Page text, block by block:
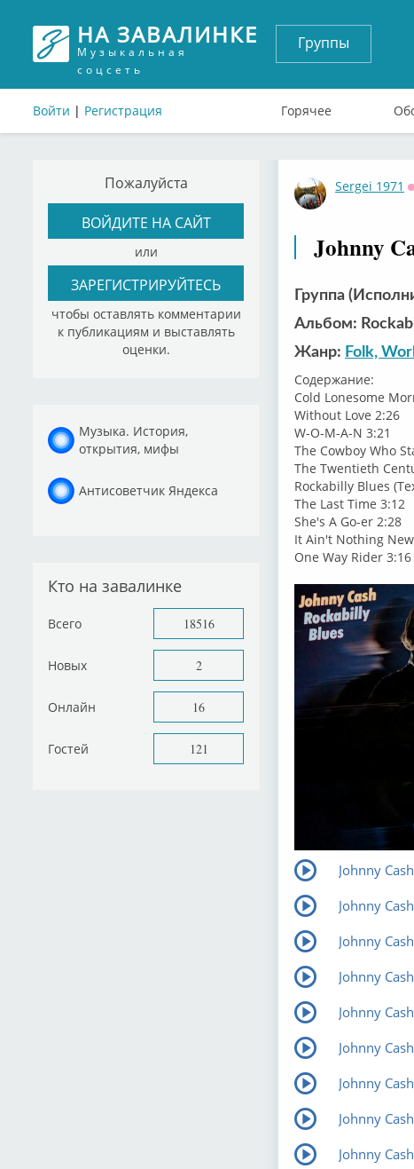
НА ЗАВАЛИНКЕ
Музыкальная
соцсеть
Войти | Регистрация
Группы
Горячее
Пожалуйста
ВОЙДИТЕ НА САЙТ
или
ЗАРЕГИСТРИРУЙТЕСЬ
чтобы оставлять комментарии
к публикациям и выставлять
оценки.
Музыка. История,
открытия, мифы
Антисоветчик Яндекса
Кто на завалинке
Всего 18516
Новых 2
Онлайн 16
Гостей 121
Sergei 1971
Johnny
Группа
Альбом:
Жанр: Folk,
Содержание:
Cold Lonesome
Without Love 2:26
W-O-M-A-N 3:21
The Cowboy Who
The Twentieth
Rockabilly Blues
The Last Time 3:12
She's A Go-er 2:28
It Ain't Nothing
One Way Rider 3:16
Johnny
Johnny
Johnny
Johnny
Johnny
Johnny
Johnny
Johnny
Johnny